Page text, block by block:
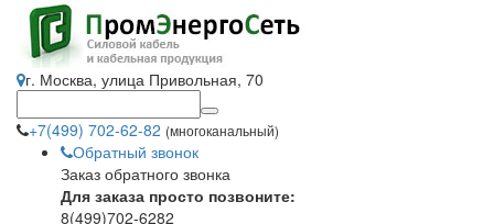
г. Москва, улица Привольная, 70
+7(499) 702-62-82 (многоканальный)
Обратный звонок
Заказ обратного звонка
Для заказа просто позвоните:
8(499)702-6282